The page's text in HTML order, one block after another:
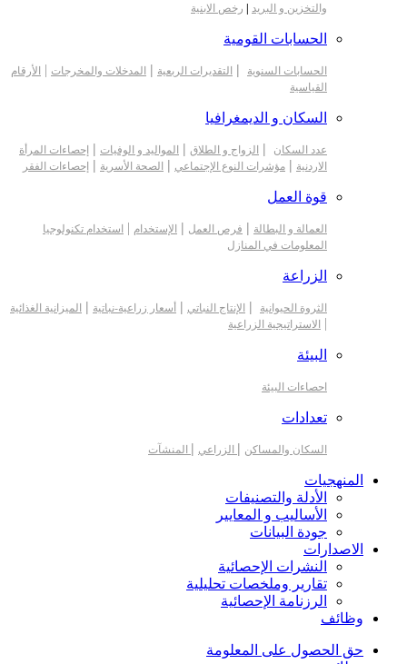
والتخزين و البريد | رخص الابنية
الحسابات القومية
الحسابات السنوية | التقديرات الربعية | المدخلات والمخرجات | الأرقام
القياسية
السكان و الديمغرافيا
عدد السكان | الزواج و الطلاق | المواليد و الوفيات | إحصاءات المرأة
الاردنية | مؤشرات النوع الإجتماعي | الصحة الأسرية | إحصاءات الفقر
قوة العمل
العمالة و البطالة | فرص العمل | الإستخدام | استخدام تكنولوجيا
المعلومات في المنازل
الزراعة
الثروة الحيوانية | الإنتاج النباتي | أسعار زراعية-نباتية | الميزانية الغذائية
| الاستراتيجية الزراعية
البيئة
احصاءات البيئة
تعدادات
السكان والمساكن | الزراعي | المنشآت
المنهجيات
الأدلة والتصنيفات
الأساليب و المعايير
جودة البيانات
الاصدارات
النشرات الإحصائية
تقارير وملخصات تحليلية
الرزنامة الإحصائية
وظائف
حق الحصول على المعلومة